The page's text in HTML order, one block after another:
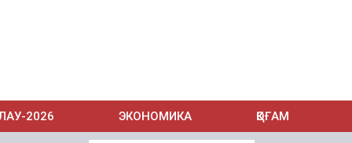
2026 ЭКОНОМИКА ҚОҒАМ